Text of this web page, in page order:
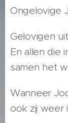
Ongelovige
Gelovigen
En allen die
samen het
Wanneer
ook zij weer